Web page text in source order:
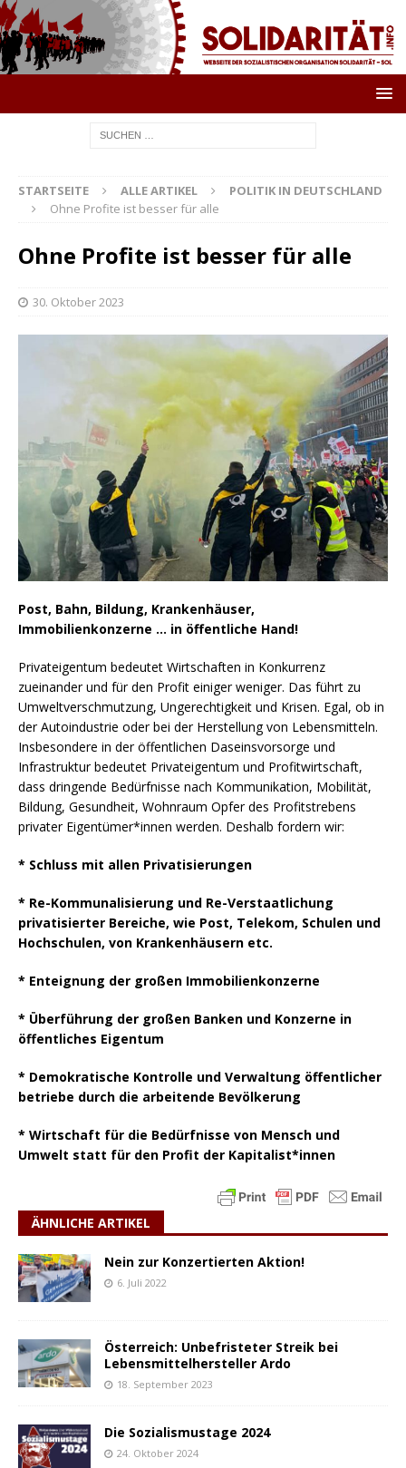
STARTSEITE ALLE ARTIKEL
POLITIK IN DEUTSCHLAND
Ohne Profite ist besser für alle
Ohne Profite ist besser für alle
30. Oktober 2023
Post, Bahn, Bildung, Krankenhäuser,
Immobilienkonzerne … in öffentliche Hand!
Privateigentum bedeutet Wirtschaften in Konkurrenz
zueinander und für den Profit einiger weniger. Das führt zu
Umweltverschmutzung, Ungerechtigkeit und Krisen. Egal, ob in
der Autoindustrie oder bei der Herstellung von Lebensmitteln.
Insbesondere in der öffentlichen Daseinsvorsorge und
Infrastruktur bedeutet Privateigentum und Profitwirtschaft,
dass dringende Bedürfnisse nach Kommunikation, Mobilität,
Bildung, Gesundheit, Wohnraum Opfer des Profitstrebens
privater Eigentümer*innen werden. Deshalb fordern wir:
* Schluss mit allen Privatisierungen
* Re-Kommunalisierung und Re-Verstaatlichung
privatisierter Bereiche, wie Post, Telekom, Schulen und
Hochschulen, von Krankenhäusern etc.
* Enteignung der großen Immobilienkonzerne
* Überführung der großen Banken und Konzerne in
öffentliches Eigentum
* Demokratische Kontrolle und Verwaltung öffentlicher
betriebe durch die arbeitende Bevölkerung
* Wirtschaft für die Bedürfnisse von Mensch und
Umwelt statt für den Profit der Kapitalist*innen
ÄHNLICHE ARTIKEL
Nein zur Konzertierten Aktion!
6. Juli 2022
Österreich: Unbefristeter Streik bei
Lebensmittelhersteller Ardo
18. September 2023
Die Sozialismustage 2024
24. Oktober 2024